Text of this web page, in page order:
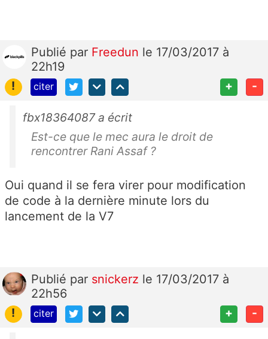
Publié par Freedun le 17/03/2017 à
22h19
!
citer + -
fbx18364087 a écrit
Est-ce que le mec aura le droit de
rencontrer Rani Assaf ?
Oui quand il se fera virer pour modification
de code à la dernière minute lors du
lancement de la V7
Publié par snickerz le 17/03/2017 à
22h56
!
citer + -